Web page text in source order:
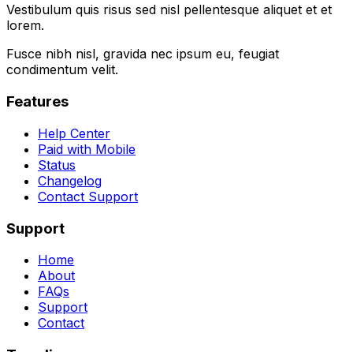
Vestibulum quis risus sed nisl pellentesque aliquet et et
lorem.
Fusce nibh nisl, gravida nec ipsum eu, feugiat
condimentum velit.
Features
Help Center
Paid with Mobile
Status
Changelog
Contact Support
Support
Home
About
FAQs
Support
Contact